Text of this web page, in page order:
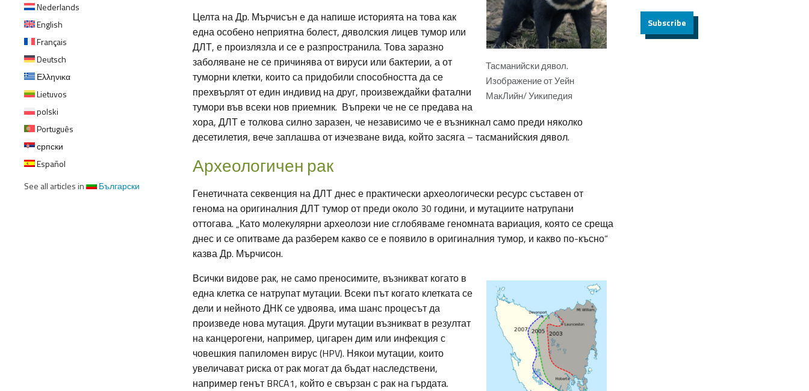
Nederlands
English
Français
Deutsch
Ελληνικα
Lietuvos
polski
Português
српски
Español
See all articles in
Български
Тасманийски дявол.
Изображение от Уейн
МакЛийн/ Уикипедия
Целта на Др. Мърчисън е да напише историята на това как
една особено неприятна болест, дяволския лицев тумор или
ДЛТ, е произлязла и се е разпространила. Това заразно
заболяване не се причинява от вируси или бактерии, а от
туморни клетки, които са придобили способността да се
прехвърлят от един индивид на друг, произвеждайки фатални
тумори във всеки нов приемник. Въпреки че не се предава на
хора, ДЛТ е толкова силно заразен, че независимо че е възникнал само преди няколко
десетилетия, вече заплашва от изчезване вида, който засяга – тасманийския дявол.
Археологичен рак
Генетичната секвенция на ДЛТ днес е практически археологически ресурс съставен от
генома на оригиналния ДЛТ тумор от преди около 30 години, и мутациите натрупани
оттогава. „Като молекулярни археолози ние сглобяваме геномната вариация, която се среща
днес и се опитваме да разберем какво се е появило в оригиналния тумор, и какво по-късно“
казва Др. Мърчисон.
Всички видове рак, не само преносимите, възникват когато в
една клетка се натрупат мутации. Всеки път когато клетката се
дели и нейното ДНК се удвоява, има шанс процесът да
произведе нова мутация. Други мутации възникват в резултат
на канцерогени, например, цигарен дим или инфекция с
човешкия папиломен вирус (HPV). Някои мутации, които
увеличават риска от рак могат да бъдат наследствени,
например генът BRCA1, който е свързан с рак на гърдата.
Subscribe